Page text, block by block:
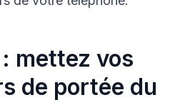
mettez vos
de portée du